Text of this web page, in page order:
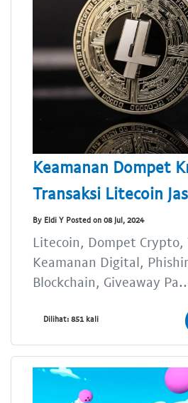
Keamanan Dompet
Transaksi Litecoin
By Eldi Y Posted on 08 Jul, 2024
Litecoin, Dompet Crypto,
Keamanan Digital,
Blockchain, Giveaway
Dilihat: 851 kali